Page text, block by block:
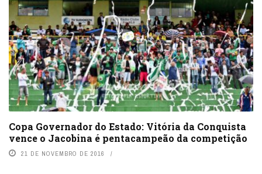
Copa Governador do Estado: Vitória da Conquista
vence o Jacobina é pentacampeão da competição
21 DE NOVEMBRO DE 2016